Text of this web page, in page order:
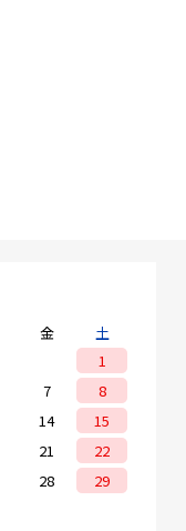
金
土
1
7
8
14
15
21
22
28
29